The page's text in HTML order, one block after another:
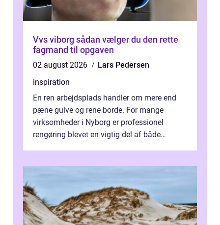
Vvs viborg sådan vælger du den rette
fagmand til opgaven
02 august 2026
Lars Pedersen
inspiration
En ren arbejdsplads handler om mere end
pæne gulve og rene borde. For mange
virksomheder i Nyborg er professionel
rengøring blevet en vigtig del af både